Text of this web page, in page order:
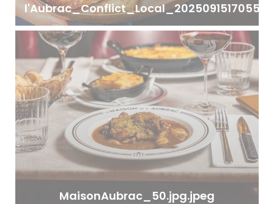
MaisonAubrac_50.jpg.jpeg